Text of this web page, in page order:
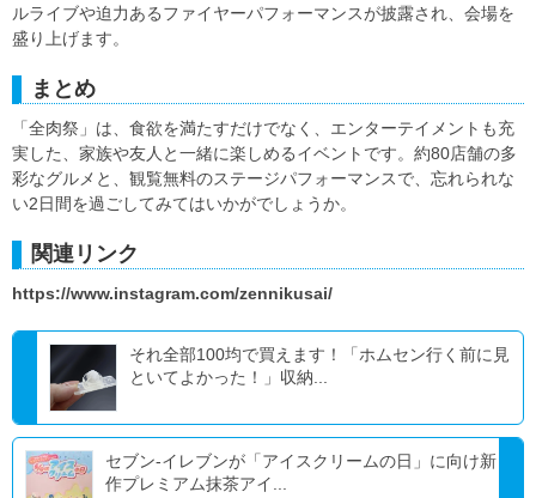
ルライブや迫力あるファイヤーパフォーマンスが披露され、会場を
盛り上げます。
まとめ
「全肉祭」は、食欲を満たすだけでなく、エンターテイメントも充
実した、家族や友人と一緒に楽しめるイベントです。約80店舗の多
彩なグルメと、観覧無料のステージパフォーマンスで、忘れられな
い2日間を過ごしてみてはいかがでしょうか。
関連リンク
https://www.instagram.com/zennikusai/
それ全部100均で買えます！「ホムセン行く前に見
といてよかった！」収納...
セブン‐イレブンが「アイスクリームの日」に向け新
作プレミアム抹茶アイ...